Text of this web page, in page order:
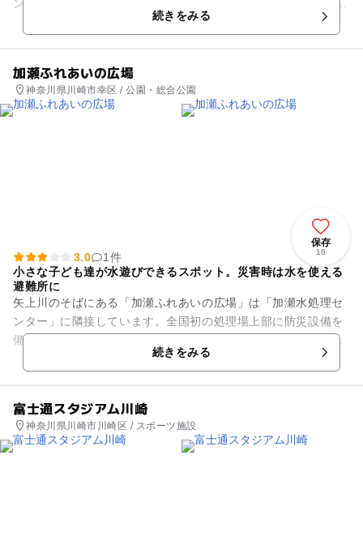
ンチなどの休養施設などが設置されているふれあい広場。 ここ
続きをみる
加瀬ふれあいの広場
神奈川県川崎市幸区 / 公園・総合公園
保存
16
3.0
1件
小さな子ども達が水遊びできるスポット。災害時は水を使える
避難所に
矢上川のそばにある「加瀬ふれあいの広場」は「加瀬水処理セ
ンター」に隣接しています。全国初の処理場上部に防災設備を
備えた「防災避難広場」で、防災樹林、扇形水幕、放水銃、ゲ
ートシャワーなどを完備。災...続きをみる
富士通スタジアム川崎
神奈川県川崎市川崎区 / スポーツ施設